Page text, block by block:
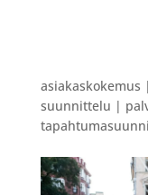
suunnittelu |